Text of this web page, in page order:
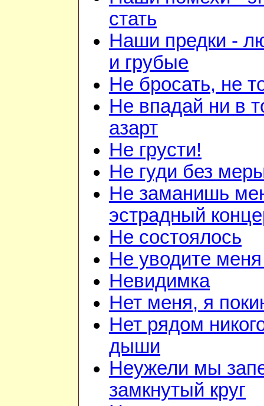
стать
Наши предки -
и грубые
Не бросать, не
Не впадай ни в
азарт
Не грусти!
Не гуди без
Не заманишь
эстрадный
Не состоялось
Не уводите
Невидимка
Нет меня, я
Нет рядом
дыши
Неужели мы
замкнутый круг